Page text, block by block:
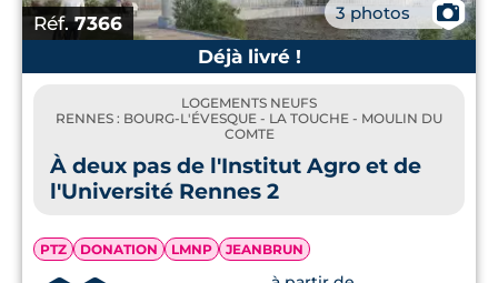
Réf.7366 3 photos
📷
Déjà livré !
LOGEMENTS NEUFS
RENNES : BOURG-L'ÉVESQUE - LA TOUCHE - MOULIN DU
COMTE
À deux pas de l'Institut Agro et de
l'Université Rennes 2
PTZ DONATION LMNP JEANBRUN